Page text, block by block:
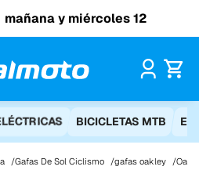
mañana y miércoles 12
BICICLETAS MTB
Gafas De Sol Ciclismo gafas oakley